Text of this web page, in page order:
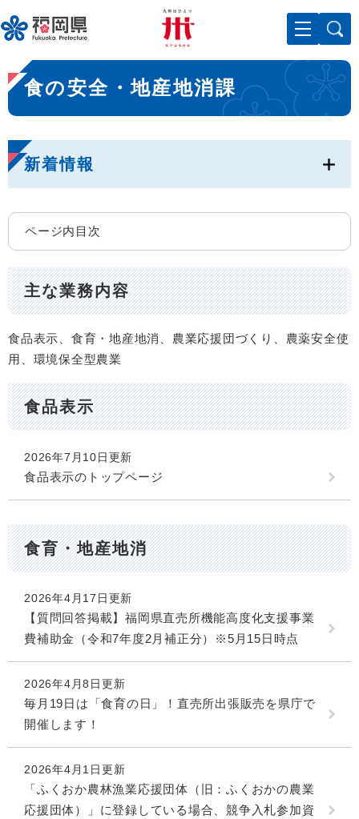
ー
ジ
先
頭
で
。
メニューを飛ばして本文へ
本
文
食の安全・地産地消課
新着情報
ページ内目次
主な業務内容
食品表示、食育・地産地消、農業応援団づくり、農薬安全使
用、環境保全型農業
食品表示
2026年7月10日更新
食品表示のトップページ
食育・地産地消
2026年4月17日更新
【質問回答掲載】福岡県直売所機能高度化支援事業
費補助金（令和7年度2月補正分）※5月15日時点
2026年4月8日更新
毎月19日は「食育の日」！直売所出張販売を県庁で
開催します！
2026年4月1日更新
「ふくおか農林漁業応援団体（旧：ふくおかの農業
応援団体）」に登録している場合、競争入札参加資